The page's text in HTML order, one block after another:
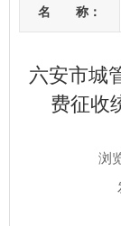
名 称：
六安市城
费征收
浏